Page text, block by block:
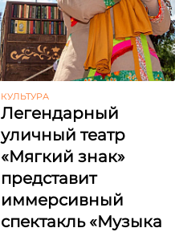
КУЛЬТУРА
Легендарный
уличный театр
«Мягкий знак»
представит
иммерсивный
спектакль «Музыка